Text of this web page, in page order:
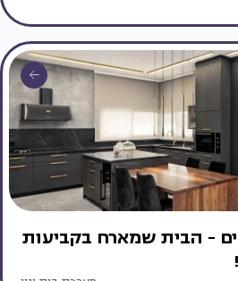
- הבית שמארח בקביעות